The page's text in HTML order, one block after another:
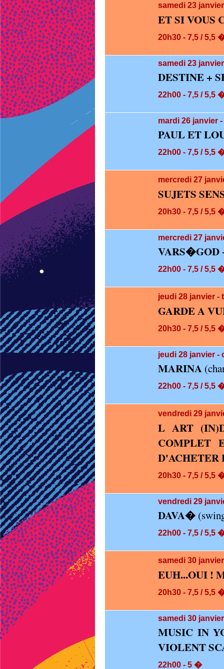
samedi 23
ET SI VOUS
20h30 - 7,5 / 5,5
samedi 23
DESTINE +
22h00 - 7,5 / 5,5
mardi 26 janvier
PAUL ET
22h00 - 7,5 / 5,5
mercredi 27
SUJETS
20h30 - 7,5 / 5,5
mercredi 27
VARS�GOD
22h00 - 7,5 / 5,5
jeudi 28 janvier
GARDE A
20h30 - 7,5 / 5,5
jeudi 28 janvier -
MARINA
22h00 - 7,5 / 5,5
vendredi 29
L ART
COMPLET
D'ACHETER
20h30 - 7,5 / 5,5
vendredi 29
DAVA�
22h00 - 7,5 / 5,5
samedi 30
EUH...OUI !
20h30 - 7,5 / 5,5
samedi 30
MUSIC IN
VIOLENT
22h00 - 5 �